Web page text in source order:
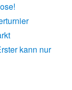
kann nur